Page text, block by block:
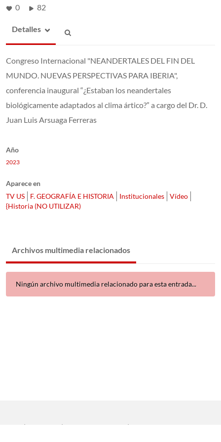
0 82
Detalles
Congreso Internacional "NEANDERTALES DEL FIN DEL
MUNDO. NUEVAS PERSPECTIVAS PARA IBERIA",
conferencia inaugural “¿Estaban los neandertales
biológicamente adaptados al clima ártico?” a cargo del Dr. D.
Juan Luis Arsuaga Ferreras
Año
2023
Aparece en
TV US
F. GEOGRAFÍA E HISTORIA Institucionales
Vídeo
{Historia (NO UTILIZAR)
Archivos multimedia relacionados
Ningún archivo multimedia relacionado para esta entrada...
| | |